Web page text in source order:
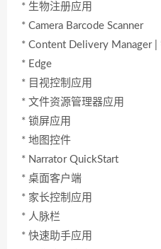
* 生物注册应用
* Camera Barcode Scanner
* Content Delivery Manager
* Edge
* 目视控制应用
* 文件资源管理器应用
* 锁屏应用
* 地图控件
* Narrator QuickStart
* 桌面客户端
* 家长控制应用
* 人脉栏
* 快速助手应用